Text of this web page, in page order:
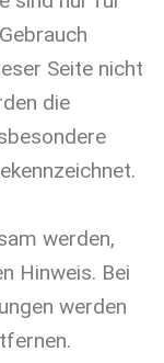
Seite nicht
die
werden,
Hinweis. Bei
werden